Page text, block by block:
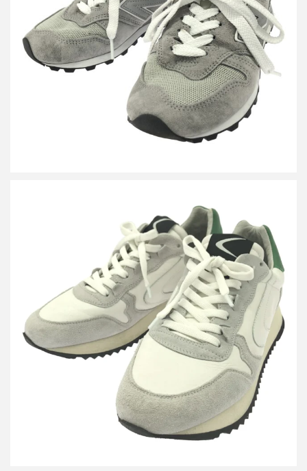
買取金額8,000円
詳しく見る
ヴァルスポルト MAGIC FOR MINIMAL WARDROBE 2 別注 スニ
ーカー
買取金額12,000円
詳しく見る